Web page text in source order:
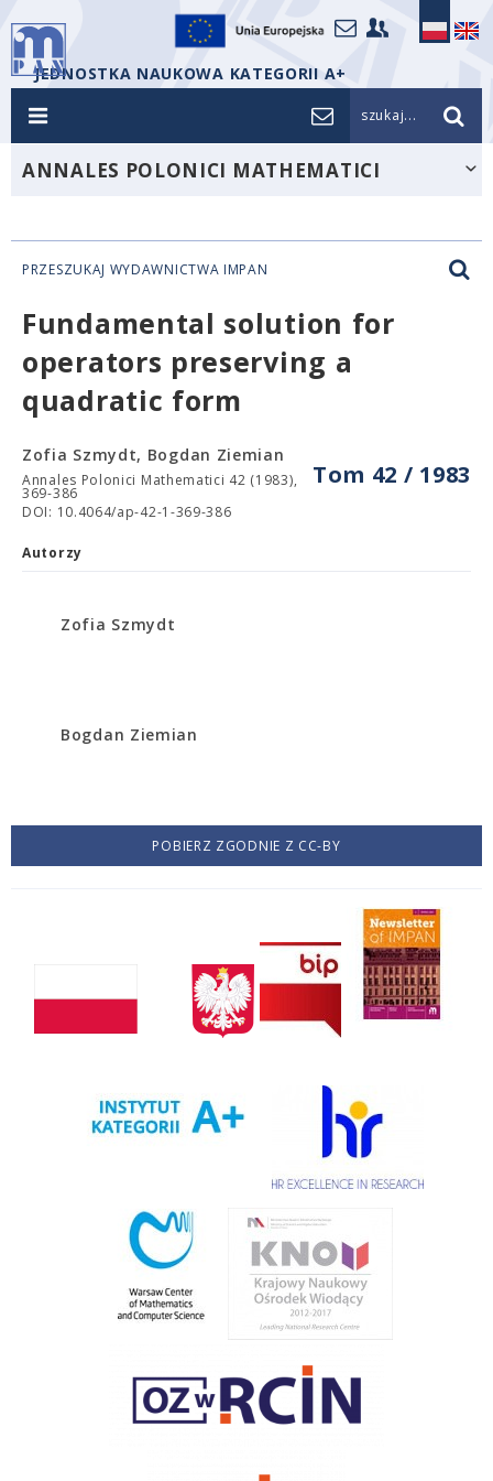
JEDNOSTKA NAUKOWA KATEGORII A+
szukaj...
ANNALES POLONICI MATHEMATICI
PRZESZUKAJ WYDAWNICTWA IMPAN
Fundamental solution for
operators preserving a
quadratic form
Tom 42 / 1983
Zofia Szmydt, Bogdan Ziemian
Annales Polonici Mathematici 42 (1983),
369-386
DOI: 10.4064/ap-42-1-369-386
Autorzy
Zofia Szmydt
Bogdan Ziemian
POBIERZ ZGODNIE Z CC-BY